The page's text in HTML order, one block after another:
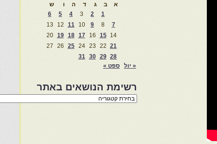
א
ב ג ד ה ו
ש
1
2
3
4
5
6
7
8
9
10
11
12
13
14
15
16
17
18
19
20
21
22
23
24
25
26
27
28
29
30
31
« יול
ספט »
רשימת הנושאים באתר
רשימת
הנושאים